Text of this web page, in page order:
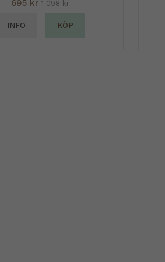
695 kr 1 098 kr
INFO KÖP